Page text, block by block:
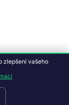
zlepšení vašeho